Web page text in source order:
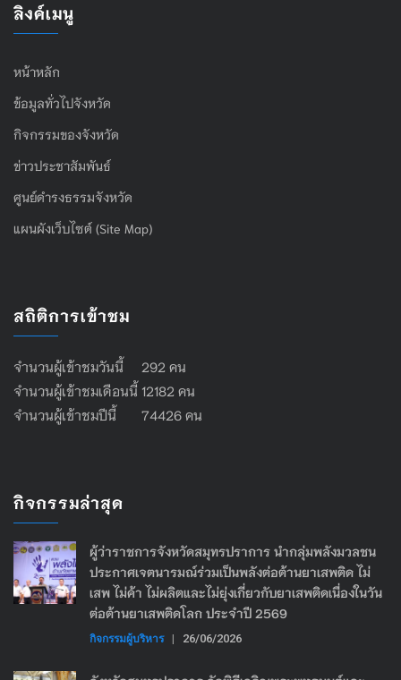
ลิงค์เมนู
หน้าหลัก
ข้อมูลทั่วไปจังหวัด
กิจกรรมของจังหวัด
ข่าวประชาสัมพันธ์
ศูนย์ดำรงธรรมจังหวัด
แผนผังเว็บไซต์ (Site Map)
สถิติการเข้าชม
จำนวนผู้เข้าชมวันนี้ 292 คน
จำนวนผู้เข้าชมเดือนนี้ 12182 คน
จำนวนผู้เข้าชมปีนี้ 74426 คน
กิจกรรมล่าสุด
ผู้ว่าราชการจังหวัดสมุทรปราการ นำกลุ่มพลังมวลชน
ประกาศเจตนารมณ์ร่วมเป็นพลังต่อต้านยาเสพติด ไม่
เสพ ไม่ค้า ไม่ผลิตและไม่ยุ่งเกี่ยวกับยาเสพติดเนื่องในวัน
ต่อต้านยาเสพติดโลก ประจำปี 2569
กิจกรรมผู้บริหาร | 26/06/2026